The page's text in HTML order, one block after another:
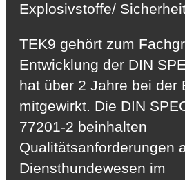
Explosivstoffe/
TEK9 gehört zum
Entwicklung der DIN
hat über 2 Jahre bei der
mitgewirkt. Die DIN
77201-2 beinhalten
Qualitätsanforderungen
Diensthundewesen im